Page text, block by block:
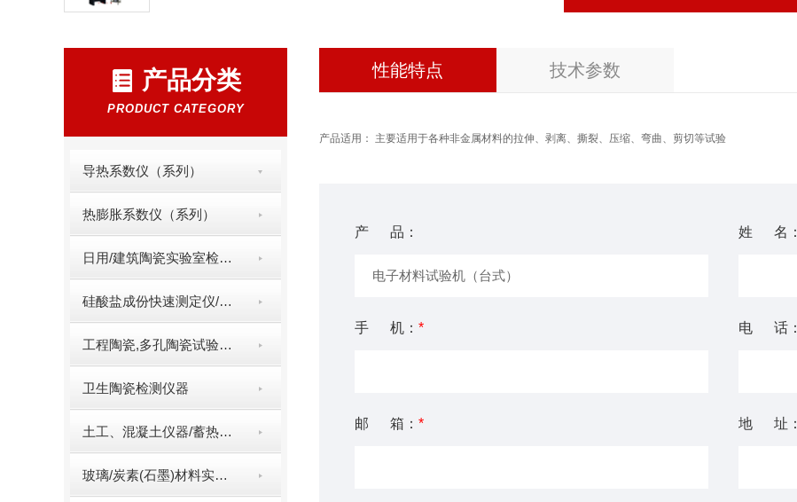
产品分类
PRODUCT CATEGORY
导热系数仪（系列）
热膨胀系数仪（系列）
日用/建筑陶瓷实验室检测仪器
硅酸盐成份快速测定仪/多元素快速分析仪（系列）
工程陶瓷,多孔陶瓷试验仪器
卫生陶瓷检测仪器
土工、混凝土仪器/蓄热系数仪/比热容测定仪
玻璃/炭素(石墨)材料实验室试验仪器
性能特点 技术参数
产品适用： 主要适用于各种非金属材料的拉伸、剥离、撕裂、压缩、弯曲、剪切等试验
产 品： 姓 名：
手 机： * 电 话：
邮 箱： * 地 址：